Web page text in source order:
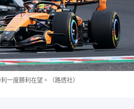
一度勝利在望。（路透社）